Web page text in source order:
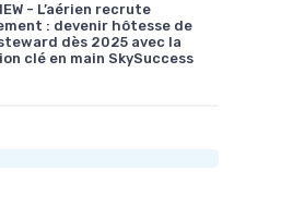
- L’aérien recrute
: devenir hôtesse de
dès 2025 avec la
clé en main SkySuccess